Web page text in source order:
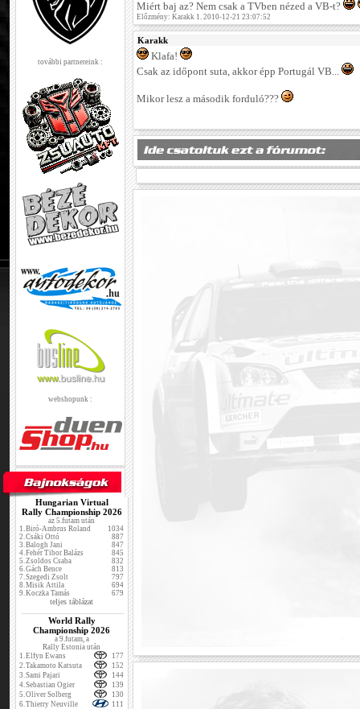
további partnereink :
webshopunk :
Hungarian Virtual
Rally Championship 2026
az 5.futam után
1.Biró-Ambrus Roland
1034
2.Csáki Ottó
887
3.Balogh Jani
847
4.Fehér Tibor Balázs
845
5.Zsoldos Csaba
832
6.Gách Bence
813
7.Szegedi Zsolt
797
8.Misik Attila
694
9.Koczka Tamás 679
teljes táblázat
World Rally
Championship 2026
a 9.futam, a
Rally Estonia után
1.Elfyn Ewans
177
2.Takamoto Katsuta
152
3.Sami Pajari
144
4.Sebastian Ogier
139
5.Oliver Solberg
130
6.Thierry Neuville
111
Miért baj az? Nem csak a TVben nézed a VB-t?
Előzmény: Karakk 1. 2010-12-21 23:07:52
Karakk
Klafa!
Csak az időpont suta, akkor épp Portugál VB...
Mikor lesz a második forduló???